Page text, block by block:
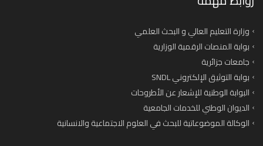
وزارة التعليم العالي و البحث العلمي
بوابة المنصات الرقمية الوزارية
جامعات جزائرية
بوابة التوثيق الإلكتروني SNDL
البوابة الوطنية للإشعار عن الأطروحات
الديوان الوطني للخدمات الجامعية
الوكالة الموضوعاتية للبحث في العلوم الاجتماعية والانسانية